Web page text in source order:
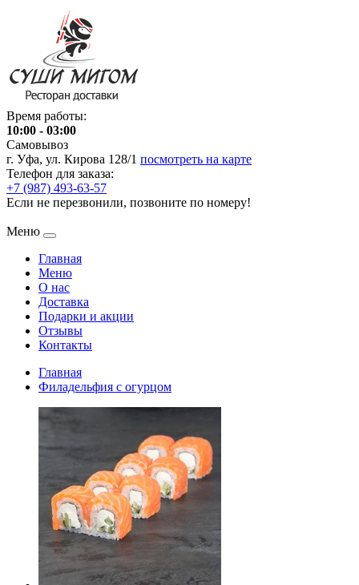
Время работы:
10:00 - 03:00
Самовывоз
г. Уфа, ул. Кирова 128/1 посмотреть на карте
Телефон для заказа:
+7 (987) 493-63-57
Если не перезвонили, позвоните по номеру!
Меню
Главная
Меню
О нас
Доставка
Подарки и акции
Отзывы
Контакты
Главная
Филадельфия с огурцом